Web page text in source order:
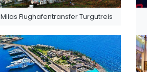
Milas Flughafentransfer Turgutreis